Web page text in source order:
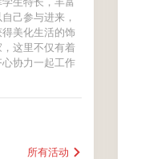
己参与进来，
美化生活的饰
这里不仅有着
协力一起工作
所有活动